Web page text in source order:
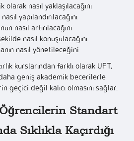
nasıl yaklaşılacağını
yapılandırılacağını
nasıl artırılacağını
nasıl konuşulacağını
nasıl yönetileceğini
kurslarından farklı olarak UFT,
geniş akademik becerilerle
geçici değil kalıcı olmasını sağlar.
Standart
Sıklıkla Kaçırdığı